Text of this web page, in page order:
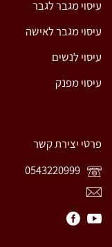
עיסוי מגבר לגבר
עיסוי מגבר לאישה
עיסוי לנשים
עיסוי מפנק
פרטי יצירת קשר